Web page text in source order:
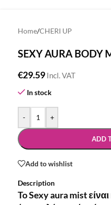
Home/CHERI UP
SEXY AURA BODY
€29.59 Incl. VAT
In stock
- +
ADD
Add to wishlist
Description
To Sexy aura mist